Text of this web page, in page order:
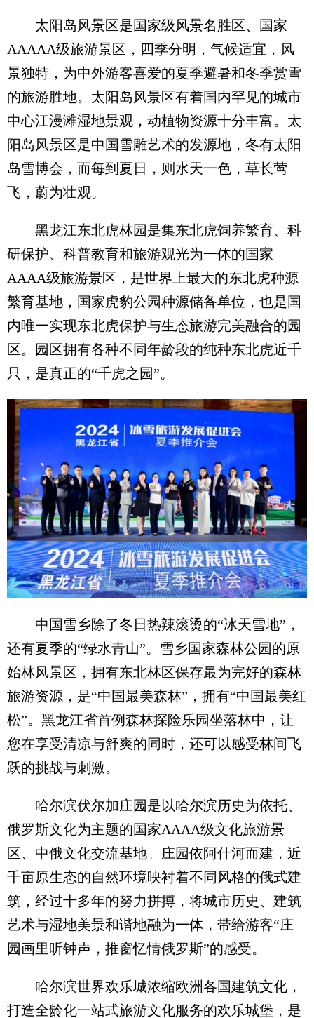
太阳岛风景区是国家级风景名胜区、国家
AAAAA级旅游景区，四季分明，气候适宜，风
景独特，为中外游客喜爱的夏季避暑和冬季赏雪
的旅游胜地。太阳岛风景区有着国内罕见的城市
中心江漫滩湿地景观，动植物资源十分丰富。太
阳岛风景区是中国雪雕艺术的发源地，冬有太阳
岛雪博会，而每到夏日，则水天一色，草长莺
飞，蔚为壮观。
黑龙江东北虎林园是集东北虎饲养繁育、科
研保护、科普教育和旅游观光为一体的国家
AAAA级旅游景区，是世界上最大的东北虎种源
繁育基地，国家虎豹公园种源储备单位，也是国
内唯一实现东北虎保护与生态旅游完美融合的园
区。园区拥有各种不同年龄段的纯种东北虎近千
只，是真正的“千虎之园”。
中国雪乡除了冬日热辣滚烫的“冰天雪地”，
还有夏季的“绿水青山”。雪乡国家森林公园的原
始林风景区，拥有东北林区保存最为完好的森林
旅游资源，是“中国最美森林”，拥有“中国最美红
松”。黑龙江省首例森林探险乐园坐落林中，让
您在享受清凉与舒爽的同时，还可以感受林间飞
跃的挑战与刺激。
哈尔滨伏尔加庄园是以哈尔滨历史为依托、
俄罗斯文化为主题的国家AAAA级文化旅游景
区、中俄文化交流基地。庄园依阿什河而建，近
千亩原生态的自然环境映衬着不同风格的俄式建
筑，经过十多年的努力拼搏，将城市历史、建筑
艺术与湿地美景和谐地融为一体，带给游客“庄
园画里听钟声，推窗忆情俄罗斯”的感受。
哈尔滨世界欢乐城浓缩欧洲各国建筑文化，
打造全龄化一站式旅游文化服务的欢乐城堡，是